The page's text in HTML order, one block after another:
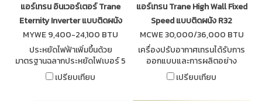
แอร์เทรน อินเวอร์เตอร์ Trane
Eternity Inverter แบบติดผนัง
MYWE 9,400-24,100 BTU
ประหยัดไฟฟ้าเพิ่มขึ้นด้วย
มาตรฐานฉลากประหยัดไฟเบอร์ 5
กฟผ. เย็นสบาย เงียบสนิท ไม่
รบกวนการพักผ่อน ปรับความเร็ว
เปรียบเทียบ
แอร์เทรน Trane High Wall Fixed
Speed แบบติดผนัง R32
MCWE 30,000/36,000 BTU
เครื่องปรับอากาศเทรนได้รับการ
ออกแบบและการผลิตอย่าง
พิถีพิถัน ภายใต้มาตรฐานเดียวกัน
ทั่วโลก Trane High Wall Fixed
เปรียบเทียบ